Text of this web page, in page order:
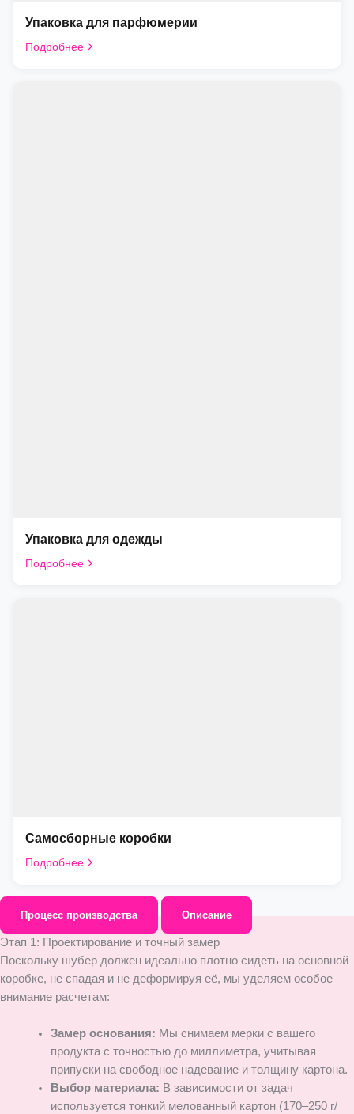
Упаковка для парфюмерии
Подробнее
Упаковка для одежды
Подробнее
Самосборные коробки
Подробнее
Процесс производства Описание
Этап 1: Проектирование и точный замер
Поскольку шубер должен идеально плотно сидеть на основной
коробке, не спадая и не деформируя её, мы уделяем особое
внимание расчетам:
Замер основания: Мы снимаем мерки с вашего
продукта с точностью до миллиметра, учитывая
припуски на свободное надевание и толщину картона.
Выбор материала: В зависимости от задач
используется тонкий мелованный картон (170–250 г/